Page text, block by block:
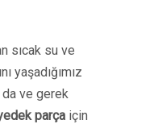
sıcak su ve
yaşadığımız
da ve gerek
parça için